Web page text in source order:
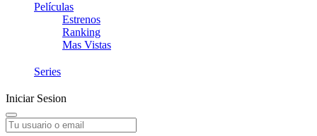
Películas
Estrenos
Ranking
Mas Vistas
Series
Iniciar Sesion